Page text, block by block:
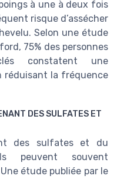
à une à deux fois
risque d’assécher
Selon une étude
75% des personnes
constatent une
réduisant la fréquence
DES SULFATES ET
des sulfates et du
peuvent souvent
étude publiée par le